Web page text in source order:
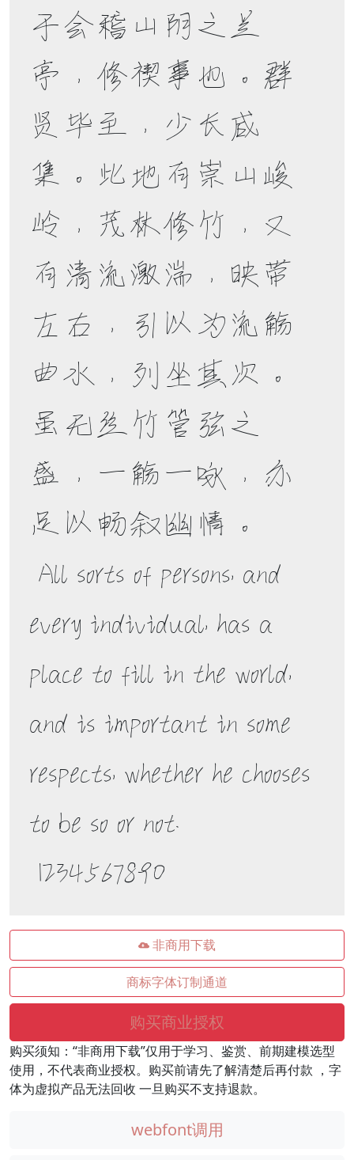
于会稽山阴之兰
亭，修禊事也。群
贤毕至，少长咸
集。此地有崇山峻
岭，茂林修竹，又
有清流激湍，映带
左右，引以为流觞
曲水，列坐其次。
虽无丝竹管弦之
盛，一觞一咏，亦
足以畅叙幽情。
every individual, has a
place to fill in the world,
and is important in some
respects, whether he chooses
to be so or not.
1234567890
非商用下载
商标字体订制通道
购买商业授权
购买须知：“非商用下载”仅用于学习、鉴赏、前期建模选型
使用，不代表商业授权。购买前请先了解清楚后再付款 ，字
体为虚拟产品无法回收 一旦购买不支持退款。
webfont调用